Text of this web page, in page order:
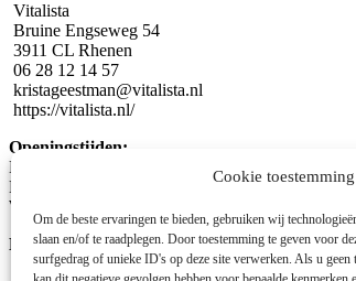
Cookie
Om de beste ervaringen te bieden, gebruiken wij
slaan en/of te raadplegen. Door toestemming te geven voor
surfgedrag of unieke ID's op deze site verwerken. Als u
Vitalista
Bruine Engseweg 54
3911 CL Rhenen
06 28 12 14 57
kristageestman@vitalista.nl
https://vitalista.nl/
Openingstijden:
Maandag: 19:00 – 21:00 uur
Dinsdag: 08:30 – 21:00 uur
Woensdag: 19:00 – 21:00 uur
KvK-nummer:64922294